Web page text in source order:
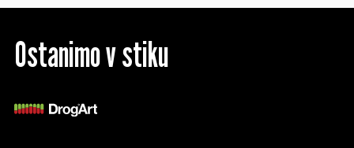
Ostanimo v stiku